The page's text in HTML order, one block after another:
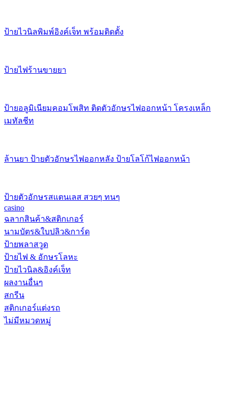
ป้ายไวนิลพิมพ์อิงค์เจ็ท พร้อมติดตั้ง
ป้ายไฟร้านขายยา
ป้ายอลูมิเนียมคอมโพสิท ติดตัวอักษรไฟออกหน้า โครงเหล็ก
เมทัลชีท
ล้านยา ป้ายตัวอักษรไฟออกหลัง ป้ายโลโก้ไฟออกหน้า
ป้ายตัวอักษรสแตนเลส สวยๆ ทนๆ
casino
ฉลากสินค้า&สติกเกอร์
นามบัตร&ใบปลิว&การ์ด
ป้ายพลาสวูด
ป้ายไฟ & อักษรโลหะ
ป้ายไวนิล&อิงค์เจ็ท
ผลงานอื่นๆ
สกรีน
สติกเกอร์แต่งรถ
ไม่มีหมวดหมู่